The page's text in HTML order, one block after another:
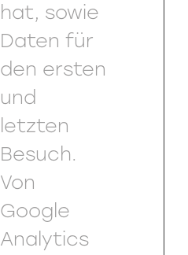
hat, sowie
Daten für
den ersten
und
letzten
Besuch.
Von
Google
Analytics